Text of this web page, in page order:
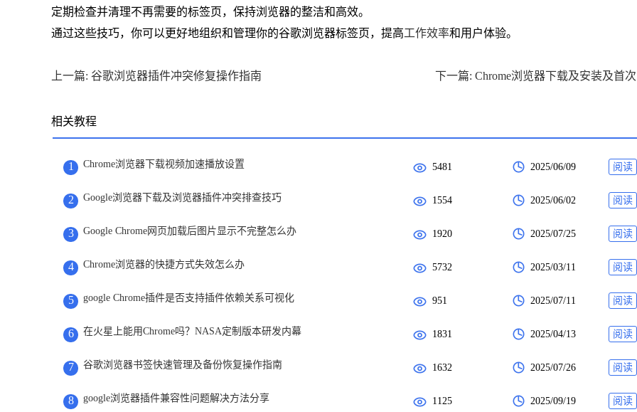
定期检查并清理不再需要的标签页，保持浏览器的整洁和高效。
通过这些技巧，你可以更好地组织和管理你的谷歌浏览器标签页，提高工作效率和用户体验。
上一篇: 谷歌浏览器插件冲突修复操作指南
相关教程
1 Chrome浏览器下载视频加速播放设置 5481 2025/06/09 阅读
2 Google浏览器下载及浏览器插件冲突排查技巧 1554 2025/06/02 阅读
3 Google Chrome网页加载后图片显示不完整怎么办 1920 2025/07/25 阅读
4 Chrome浏览器的快捷方式失效怎么办 5732 2025/03/11 阅读
5 google Chrome插件是否支持插件依赖关系可视化 951 2025/07/11 阅读
6 在火星上能用Chrome吗？NASA定制版本研发内幕 1831 2025/04/13 阅读
7 谷歌浏览器书签快速管理及备份恢复操作指南 1632 2025/07/26 阅读
8 google浏览器插件兼容性问题解决方法分享 1125 2025/09/19 阅读